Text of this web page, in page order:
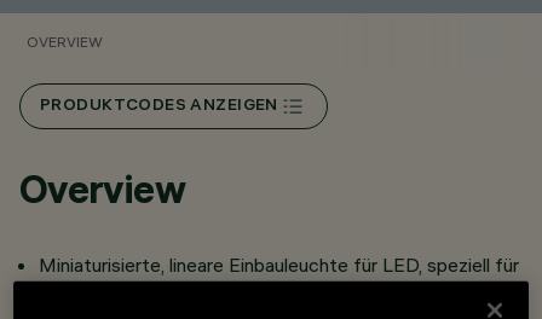
OVERVIEW
PRODUKTCODES ANZEIGEN
Overview
Miniaturisierte, lineare Einbauleuchte für LED, speziell für